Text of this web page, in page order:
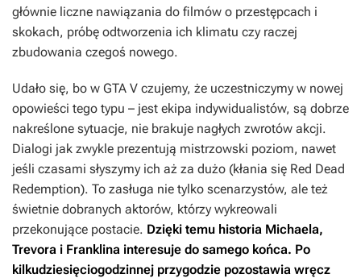
głównie liczne nawiązania do filmów o przestępcach i
skokach, próbę odtworzenia ich klimatu czy raczej
zbudowania czegoś nowego.
Udało się, bo w GTA V czujemy, że uczestniczymy w nowej
opowieści tego typu – jest ekipa indywidualistów, są dobrze
nakreślone sytuacje, nie brakuje nagłych zwrotów akcji.
Dialogi jak zwykle prezentują mistrzowski poziom, nawet
jeśli czasami słyszymy ich aż za dużo (kłania się Red Dead
Redemption). To zasługa nie tylko scenarzystów, ale też
świetnie dobranych aktorów, którzy wykreowali
przekonujące postacie. Dzięki temu historia Michaela,
Trevora i Franklina interesuje do samego końca. Po
kilkudziesięciogodzinnej przygodzie pozostawia wręcz